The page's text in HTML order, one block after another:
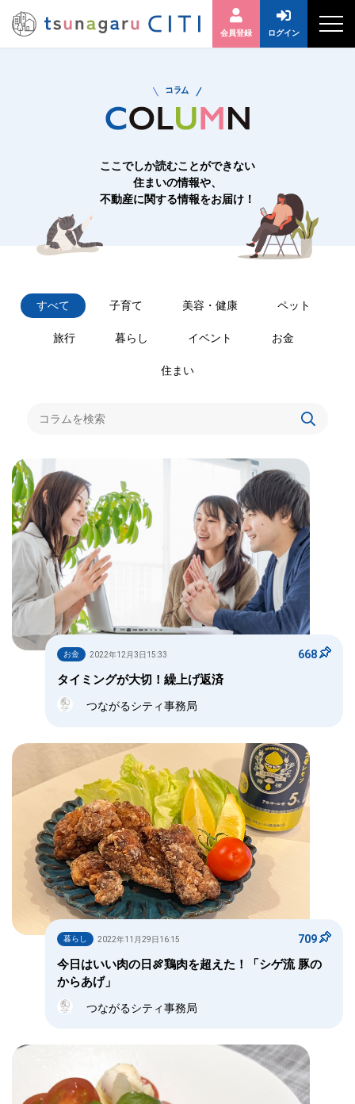
会員登録 ログイン
ここでしか読むことができない
住まいの情報や、
不動産に関する情報をお届け！
すべて 子育て 美容・健康 ペット
旅行 暮らし イベント お金
住まい
お金 2022年12月3日15:33 668
タイミングが大切！繰上げ返済
つながるシティ事務局
暮らし 2022年11月29日16:15 709
今日はいい肉の日🍖鶏肉を超えた！「シゲ流 豚の
からあげ」
つながるシティ事務局